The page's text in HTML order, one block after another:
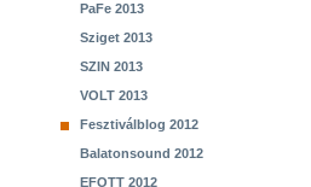
PaFe 2013
Sziget 2013
SZIN 2013
VOLT 2013
Fesztiválblog 2012
Balatonsound 2012
EFOTT 2012